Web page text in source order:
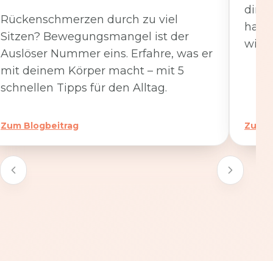
Rückenschmerzen durch zu viel
Sitzen? Bewegungsmangel ist der
Auslöser Nummer eins. Erfahre, was er
mit deinem Körper macht – mit 5
schnellen Tipps für den Alltag.
Zum Blogbeitrag
hat.
Zum